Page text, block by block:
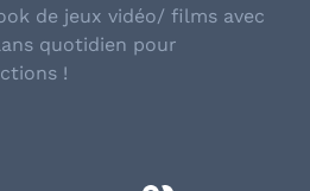
de jeux vidéo/ films avec
quotidien pour
!